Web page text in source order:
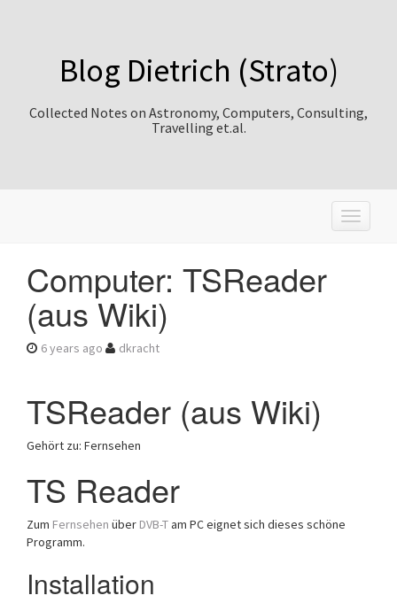
Blog Dietrich (Strato)
Collected Notes on Astronomy, Computers, Consulting,
Travelling et.al.
T
o
Computer: TSReader
(aus Wiki)
6 years ago dkracht
TSReader (aus Wiki)
Gehört zu: Fernsehen
TS Reader
Zum Fernsehen über DVB-Tam PC eignet sich dieses schöne
Programm.
Installation